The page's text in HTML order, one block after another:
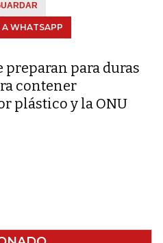
A WHATSAPP
preparan para duras
contener
plástico y la ONU